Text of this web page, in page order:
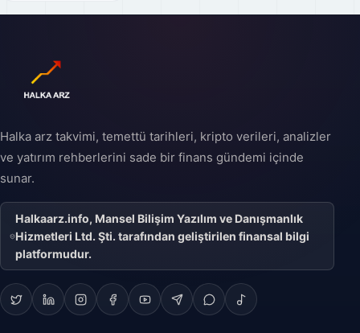
Halka arz takvimi, temettü tarihleri, kripto verileri, analizler
ve yatırım rehberlerini sade bir finans gündemi içinde
sunar.
Halkaarz.info, Mansel Bilişim Yazılım ve Danışmanlık
Hizmetleri Ltd. Şti. tarafından geliştirilen finansal bilgi
platformudur.